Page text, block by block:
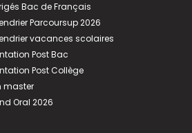
Bac de Français
Parcoursup 2026
vacances scolaires
Post Bac
Post Collège
master
Oral 2026